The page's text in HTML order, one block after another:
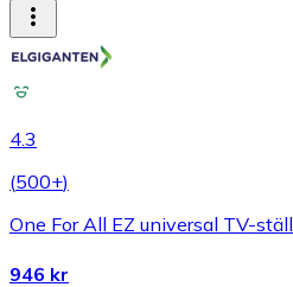
4.3
(500+)
One For All EZ universal TV-ställ
946 kr